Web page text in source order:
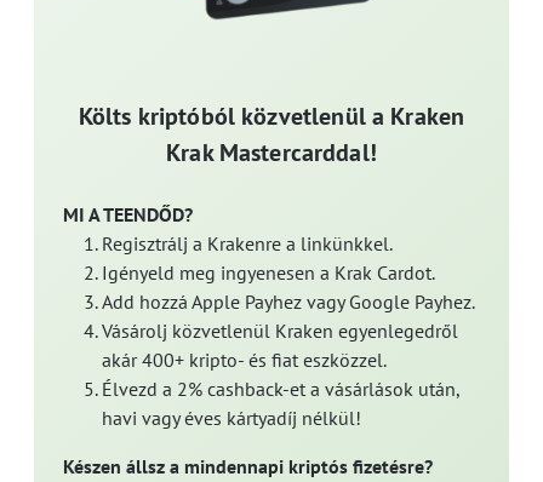
Költs kriptóból közvetlenül a Kraken
Krak Mastercarddal!
MI A TEENDŐD?
Regisztrálj a Krakenre a linkünkkel.
Igényeld meg ingyenesen a Krak Cardot.
Add hozzá Apple Payhez vagy Google Payhez.
Vásárolj közvetlenül Kraken egyenlegedről
akár 400+ kripto- és fiat eszközzel.
Élvezd a 2% cashback-et a vásárlások után,
havi vagy éves kártyadíj nélkül!
Készen állsz a mindennapi kriptós fizetésre?